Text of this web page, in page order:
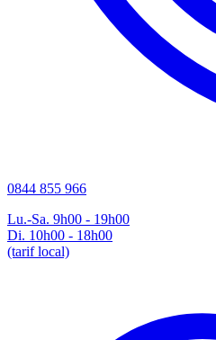
0844 855 966
Lu.-Sa. 9h00 - 19h00
Di. 10h00 - 18h00
(tarif local)